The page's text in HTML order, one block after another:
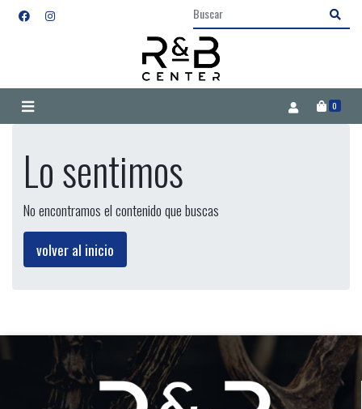
0
Lo sentimos
No encontramos el contenido que buscas
volver al inicio